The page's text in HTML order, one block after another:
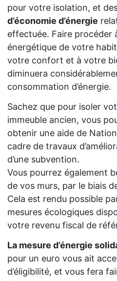
pour votre isolation, et
d’économie d’énergie
effectuée. Faire procéder
énergétique de votre
votre confort et à votre
diminuera
consommation d’énergie.
Sachez que pour isoler
immeuble ancien, vous
obtenir une aide de
cadre de travaux
d’une subvention.
Vous pourrez également
de vos murs, par le biais
Cela est rendu possible
mesures écologiques
votre revenu fiscal de
La mesure d’énergie
pour un euro vous ait
d’éligibilité, et vous fera